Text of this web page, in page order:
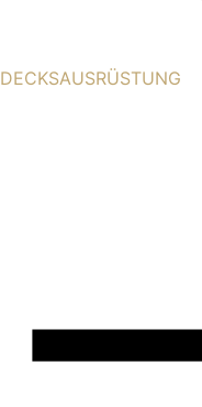
DECKSAUSRÜSTUNG